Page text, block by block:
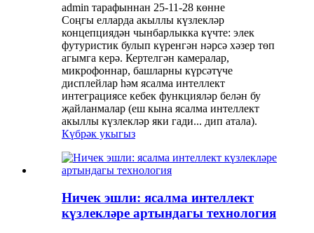
admin тарафыннан 25-11-28 көнне
Соңгы елларда акыллы күзлекләр
концепциядән чынбарлыкка күчте: элек
футуристик булып күренгән нәрсә хәзер төп
агымга керә. Кертелгән камералар,
микрофоннар, башларны күрсәтүче
дисплейлар һәм ясалма интеллект
интеграциясе кебек функцияләр белән бу
җайланмалар (еш кына ясалма интеллект
акыллы күзлекләр яки гади... дип атала).
Күбрәк укыгыз
Ничек эшли: ясалма интеллект
күзлекләре артындагы технология